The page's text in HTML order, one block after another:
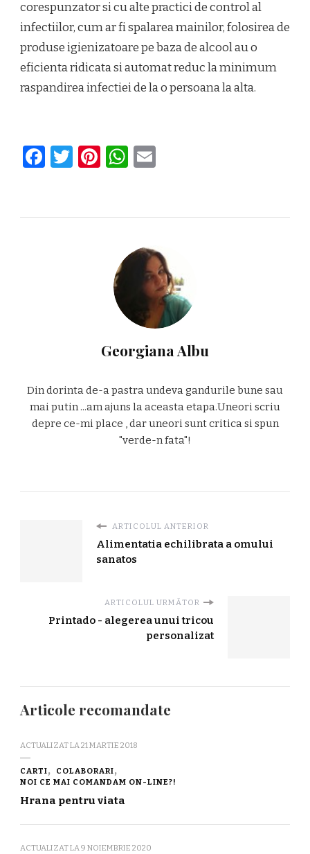
corespunzator si cu alte practici de control al
infectiilor, cum ar fi spalarea mainilor, folosirea de
produse igienizatoare pe baza de alcool au o
eficienta ridicata si automat reduc la minimum
raspandirea infectiei de la o persoana la alta.
Facebook
Twitter
Pinterest
WhatsApp
Georgiana Albu
Din dorinta de-a pastra undeva gandurile bune sau
mai putin ...am ajuns la aceasta etapa.Uneori scriu
depre ce-mi place , dar uneori sunt critica si spun
"verde-n fata"!
ARTICOLUL ANTERIOR
Alimentatia echilibrata a omului
sanatos
ARTICOLUL URMĂTOR
Printado - alegerea unui tricou
personalizat
Articole recomandate
ACTUALIZAT LA21 MARTIE 2018
CARTI
COLABORARI
NOI CE MAI COMANDAM ON-LINE?!
Hrana pentru viata
ACTUALIZAT LA9 NOIEMBRIE 2020